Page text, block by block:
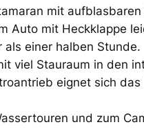
mit
Auto mit Heckklappe
einer halben Stunde.
viel Stauraum in den
eignet sich
und zum